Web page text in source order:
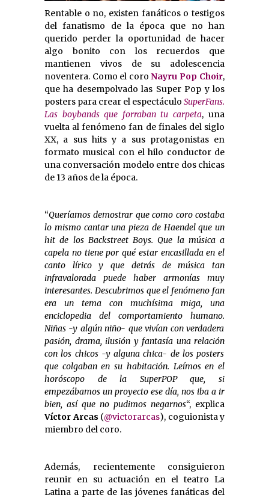
Rentable o no, existen fanáticos o testigos
del fanatismo de la época que no han
querido perder la oportunidad de hacer
algo bonito con los recuerdos que
mantienen vivos de su adolescencia
noventera. Como el coro Nayru Pop Choir,
que ha desempolvado las Super Pop y los
posters para crear el espectáculo SuperFans.
Las boybands que forraban tu carpeta, una
vuelta al fenómeno fan de finales del siglo
XX, a sus hits y a sus protagonistas en
formato musical con el hilo conductor de
una conversación modelo entre dos chicas
de 13 años de la época.
“Queríamos demostrar que como coro costaba
lo mismo cantar una pieza de Haendel que un
hit de los Backstreet Boys. Que la música a
capela no tiene por qué estar encasillada en el
canto lírico y que detrás de música tan
infravalorada puede haber armonías muy
interesantes. Descubrimos que el fenómeno fan
era un tema con muchísima miga, una
enciclopedia del comportamiento humano.
Niñas -y algún niño- que vivían con verdadera
pasión, drama, ilusión y fantasía una relación
con los chicos -y alguna chica- de los posters
que colgaban en su habitación. Leímos en el
horóscopo de la SuperPOP que, si
empezábamos un proyecto ese día, nos iba a ir
bien, así que no pudimos negarnos“, explica
Víctor Arcas (@victorarcas), coguionista y
miembro del coro.
Además, recientemente consiguieron
reunir en su actuación en el teatro La
Latina a parte de las jóvenes fanáticas del